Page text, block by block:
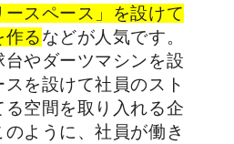
スペース」を設けて
作るなどが人気です。
やダーツマシンを設
を設けて社員のスト
る空間を取り入れる企
ように、社員が働き